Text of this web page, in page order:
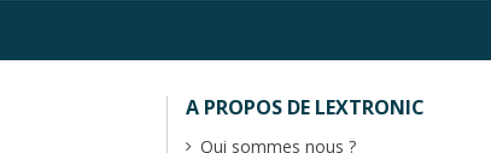
A PROPOS DE LEXTRONIC
Qui sommes nous ?